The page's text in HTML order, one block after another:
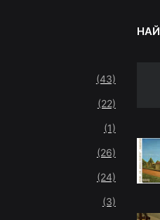
(43)
(22)
(1)
(26)
(24)
(3)